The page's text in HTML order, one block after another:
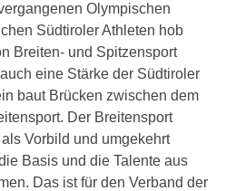
Olympischen
Südtiroler Athleten hob
Breiten- und Spitzensport
eine Stärke der Südtiroler
baut Brücken zwischen dem
Der Breitensport
Vorbild und umgekehrt
Basis und die Talente aus
Das ist für den Verband der